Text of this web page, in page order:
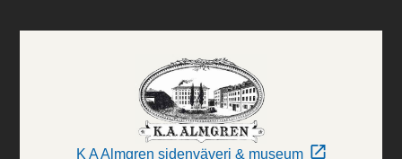
K A Almgren sidenväveri & museum